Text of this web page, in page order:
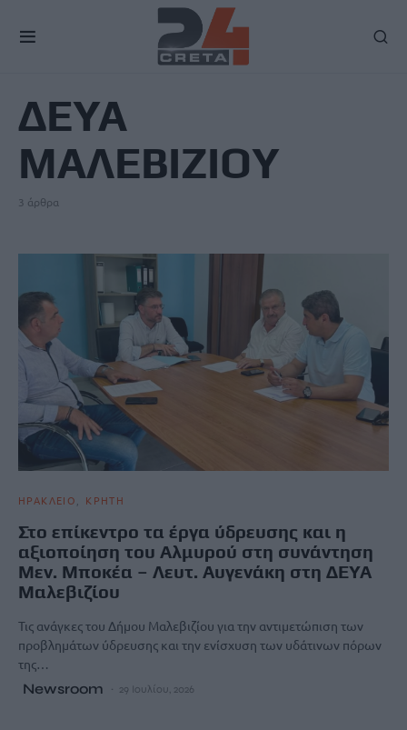
ΔΕΥΑ
ΜΑΛΕΒΙΖΙΟΥ
3 άρθρα
ΗΡΑΚΛΕΙΟ ΚΡΗΤΗ
Στο επίκεντρο τα έργα ύδρευσης και η
αξιοποίηση του Αλμυρού στη συνάντηση
Μεν. Μποκέα – Λευτ. Αυγενάκη στη ΔΕΥΑ
Μαλεβιζίου
Τις ανάγκες του Δήμου Μαλεβιζίου για την αντιμετώπιση των
προβλημάτων ύδρευσης και την ενίσχυση των υδάτινων πόρων
της…
Newsroom 29 Ιουλίου, 2026